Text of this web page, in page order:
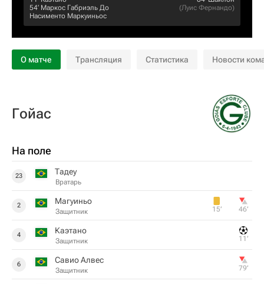
54‎’‎ Маркос Габриэль До
Насименто Маркуиньос
(Луис Фернандо)
О матче Трансляция Статистика Новости
Гойас
На поле
23 Тадеу
Вратарь
2 Магуиньо
Защитник 15‎’‎ 46‎’‎
4 Каэтано
Защитник 11‎’‎
6 Савио Алвес
Защитник 79‎’‎